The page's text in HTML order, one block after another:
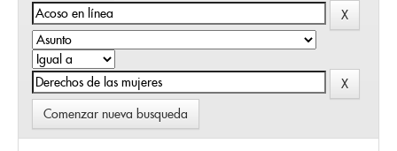
Comenzar nueva busqueda